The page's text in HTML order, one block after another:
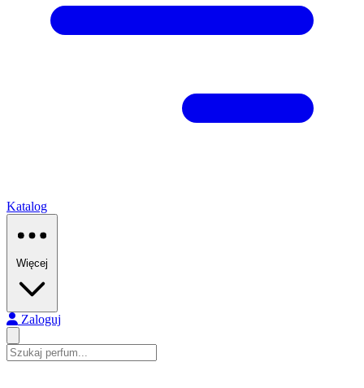
Katalog
Więcej
Zaloguj